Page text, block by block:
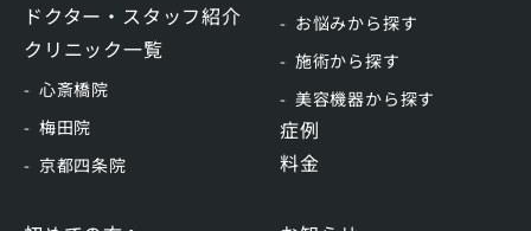
ドクター・スタッフ紹介
クリニック一覧
心斎橋院
梅田院
京都四条院
お悩みから探す
施術から探す
美容機器から探す
症例
料金